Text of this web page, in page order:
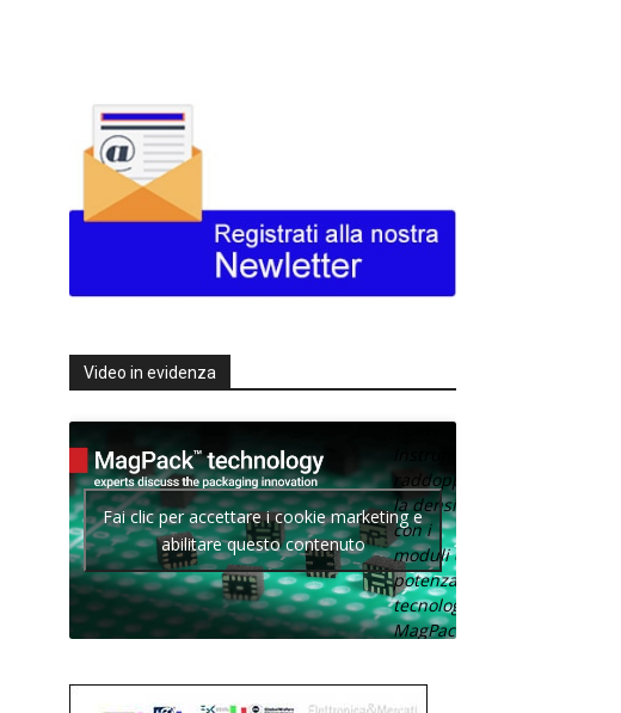
Video in evidenza
Texas
raddoppia
la densità
con i
moduli di
potenza con
tecnologia
MagPack.
Fai clic per accettare i cookie marketing e
abilitare questo contenuto